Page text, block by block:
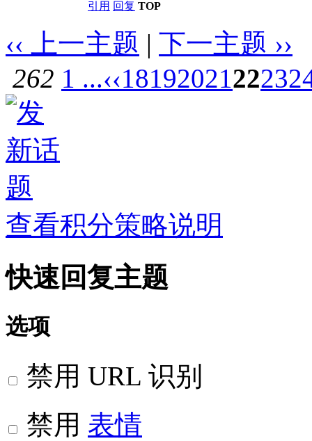
引用 回复 TOP
‹‹ 上一主题 | 下一主题 ››
262 1 ...‹‹181920212223
查看积分策略说明
快速回复主题
选项
禁用 URL 识别
禁用 表情